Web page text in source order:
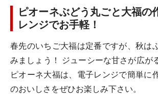
ピオーネぶどう丸ごと大福
レンジでお手軽！
春先のいちご大福は定番ですが、秋は
みましょう！ ジューシーな甘さが広が
ピオーネ大福は、電子レンジで簡単に
のおいしさをぜひお楽しみ下さい。